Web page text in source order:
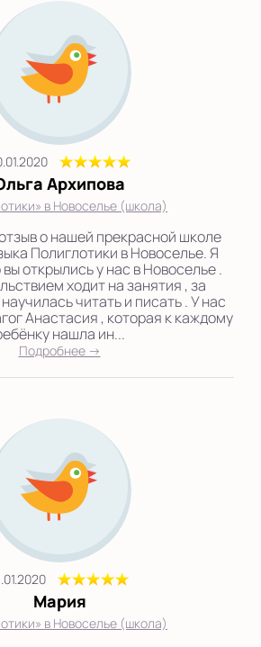
Архипова
в Новоселье (школа)
о нашей прекрасной школе
Полиглотики в Новоселье. Я
открылись у нас в Новоселье .
ходит на занятия , за
читать и писать . У нас
Анастасия , которая к каждому
нашла ин...
Подробнее →
Мария
в Новоселье (школа)